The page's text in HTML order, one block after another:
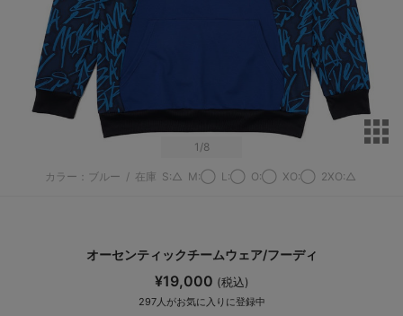
1 /8
カラー：ブルー / 在庫 S:△ M:◯ L:◯ O:◯ XO:◯ 2XO:△
オーセンティックチームウェア/フーディ
¥19,000 (税込)
297人がお気に入りに登録中